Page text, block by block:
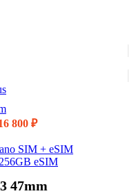
800 ₽
eSIM
47mm